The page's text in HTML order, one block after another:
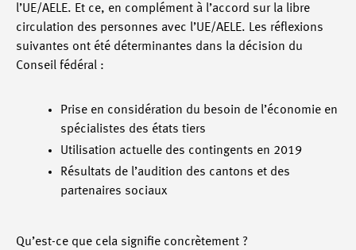
l’UE/AELE. Et ce, en complément à l’accord sur la libre
circulation des personnes avec l’UE/AELE. Les réflexions
suivantes ont été déterminantes dans la décision du
Conseil fédéral :
Prise en considération du besoin de l’économie en
spécialistes des états tiers
Utilisation actuelle des contingents en 2019
Résultats de l’audition des cantons et des
partenaires sociaux
Qu’est-ce que cela signifie concrètement ?